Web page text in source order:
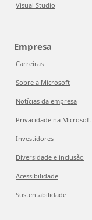
Visual Studio
Empresa
Carreiras
Sobre a Microsoft
Notícias da empresa
Privacidade na Microsoft
Investidores
Diversidade e inclusão
Acessibilidade
Sustentabilidade